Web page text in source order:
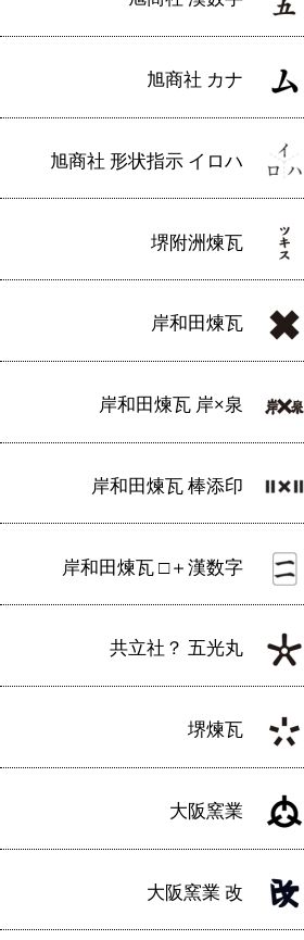
旭商社 カナ
旭商社 形状指示 イロハ
堺附洲煉瓦
岸和田煉瓦
岸和田煉瓦 岸×泉
岸和田煉瓦 棒添印
岸和田煉瓦 □＋漢数字
共立社？ 五光丸
堺煉瓦
大阪窯業
大阪窯業 改